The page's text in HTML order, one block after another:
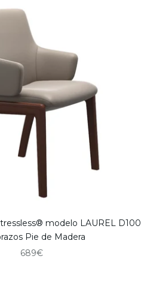
modelo LAUREL D100
Pie de Madera
Precio de oferta
689€